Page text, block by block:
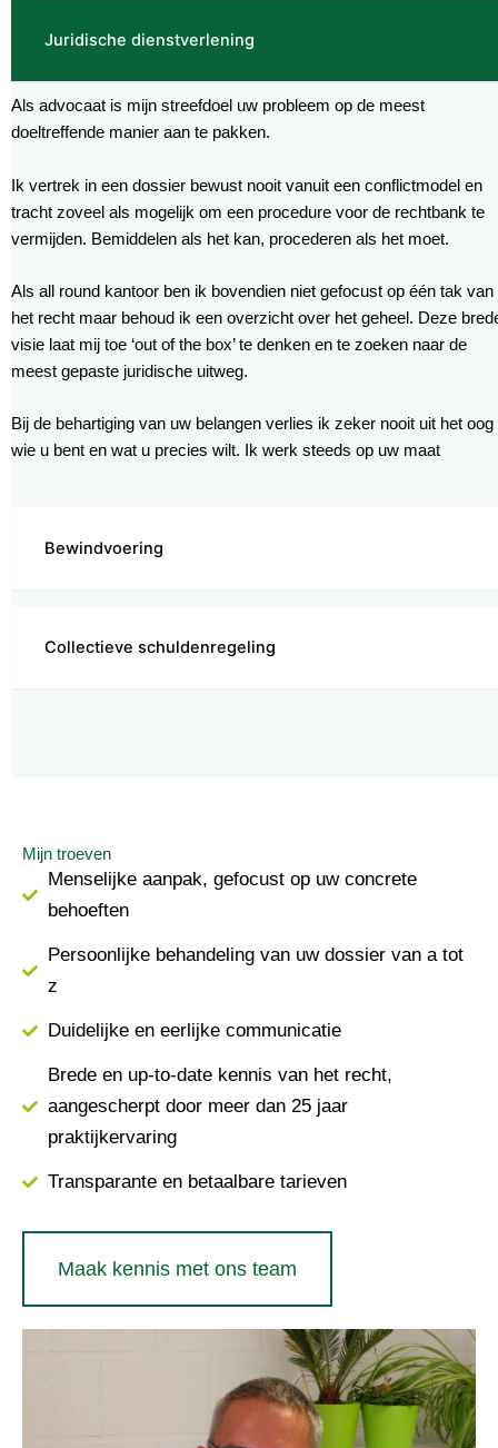
Juridische dienstverlening
Bewindvoering
Collectieve schuldenregeling
Als advocaat is mijn streefdoel uw probleem op de meest
doeltreffende manier aan te pakken.
Ik vertrek in een dossier bewust nooit vanuit een conflictmodel en
tracht zoveel als mogelijk om een procedure voor de rechtbank te
vermijden. Bemiddelen als het kan, procederen als het moet.
Als all round kantoor ben ik bovendien niet gefocust op één tak van
het recht maar behoud ik een overzicht over het geheel. Deze
visie laat mij toe ‘out of the box’ te denken en te zoeken naar de
meest gepaste juridische uitweg.
Bij de behartiging van uw belangen verlies ik zeker nooit uit het oog
wie u bent en wat u precies wilt. Ik werk steeds op uw maat
Mijn troeven
Menselijke aanpak, gefocust op uw concrete
behoeften
Persoonlijke behandeling van uw dossier van a tot
z
Duidelijke en eerlijke communicatie
Brede en up-to-date kennis van het recht,
aangescherpt door meer dan 25 jaar
praktijkervaring
Transparante en betaalbare tarieven
Maak kennis met ons team